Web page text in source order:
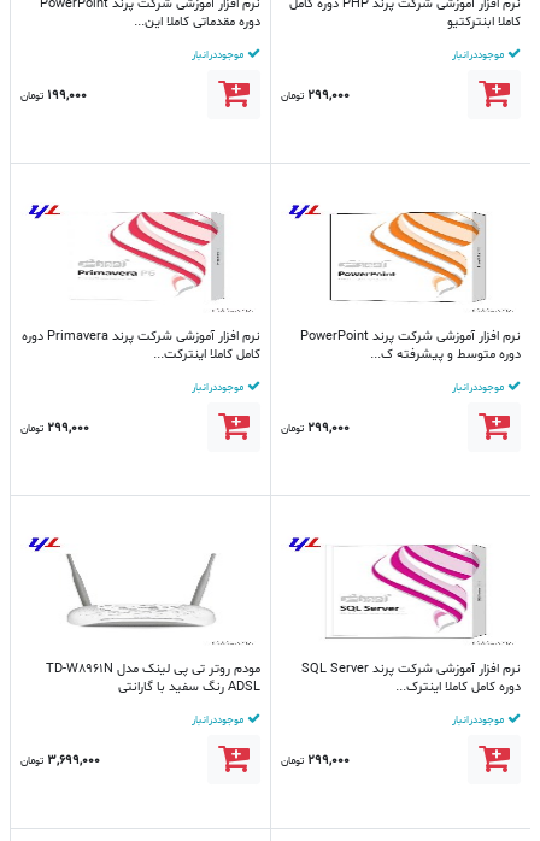
نرم افزار آموزشی شرکت پرند PHP دوره کامل
کاملا ابنترکتیو
موجود در انبار
299,000 تومان
نرم افزار آموزشی شرکت پرند PowerPoint
دوره مقدماتی کاملا این...
موجود در انبار
199,000 تومان
نرم افزار آموزشی شرکت پرند PowerPoint
دوره متوسط و پیشرفته ک...
موجود در انبار
299,000 تومان
نرم افزار آموزشی شرکت پرند Primavera دوره
کامل کاملا اینترکت...
موجود در انبار
299,000 تومان
نرم افزار آموزشی شرکت پرند SQL Server
دوره کامل کاملا اینترک...
موجود در انبار
299,000 تومان
مودم روتر تی پی لینک مدل TD-W8961N
ADSL رنگ سفید با گارانتی
موجود در انبار
3,699,000 تومان